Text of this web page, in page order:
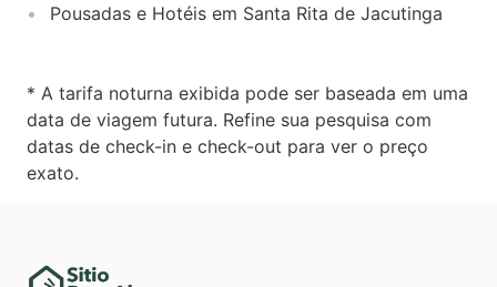
Pousadas e Hotéis em Santa Rita de Jacutinga
* A tarifa noturna exibida pode ser baseada em uma
data de viagem futura. Refine sua pesquisa com
datas de check-in e check-out para ver o preço
exato.